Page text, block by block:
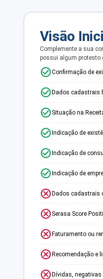
Visão
Complemente a sua
possui algum protesto
Confirmação de
Dados cadastrais
Situação na
Indicação de
Indicação de
Indicação de
Dados cadastrais
Serasa Score
Faturamento ou
Recomendação e
Dívidas, negativas